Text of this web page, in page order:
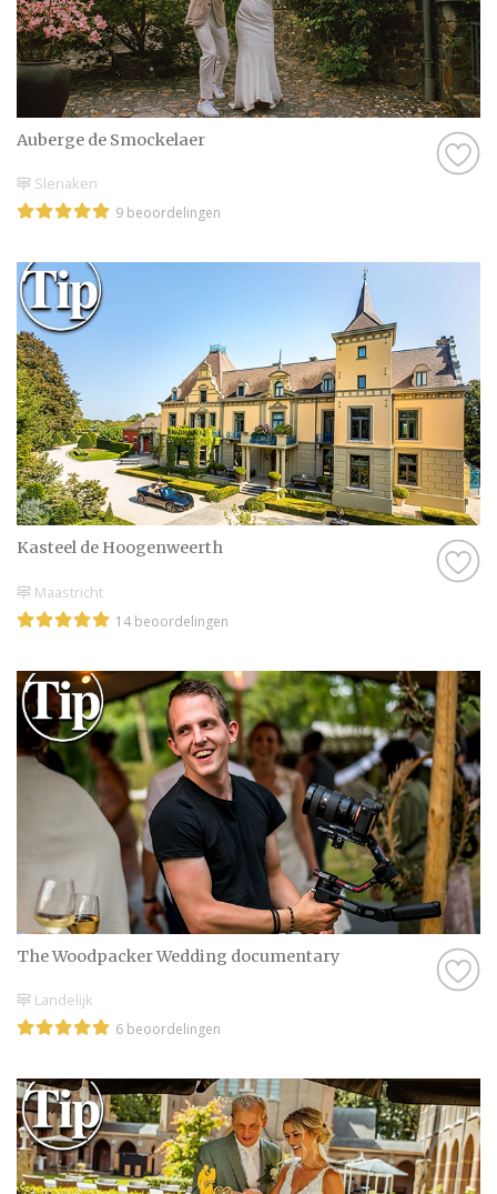
Auberge de Smockelaer
Slenaken
9 beoordelingen
Kasteel de Hoogenweerth
Maastricht
14 beoordelingen
The Woodpacker Wedding documentary
Landelijk
6 beoordelingen